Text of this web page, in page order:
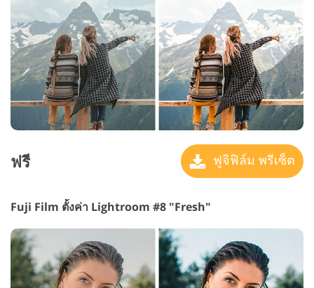
ฟรี ฟูจิฟิล์ม พรีเซ็ต
Fuji Film ตั้งค่า Lightroom #8 "Fresh"